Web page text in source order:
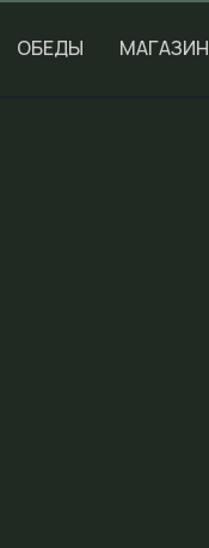
ОБЕДЫ МАГАЗИН